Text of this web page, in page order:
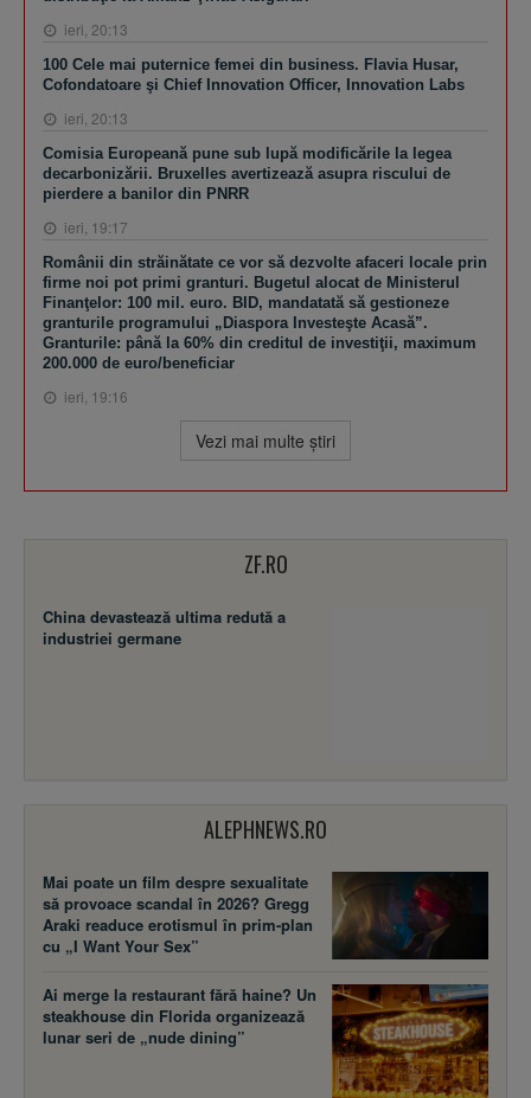
ieri, 20:13
100 Cele mai puternice femei din business. Flavia Husar,
Cofondatoare şi Chief Innovation Officer, Innovation Labs
ieri, 20:13
Comisia Europeană pune sub lupă modificările la legea
decarbonizării. Bruxelles avertizează asupra riscului de
pierdere a banilor din PNRR
ieri, 19:17
Românii din străinătate ce vor să dezvolte afaceri locale prin
firme noi pot primi granturi. Bugetul alocat de Ministerul
Finanţelor: 100 mil. euro. BID, mandatată să gestioneze
granturile programului „Diaspora Investeşte Acasă”.
Granturile: până la 60% din creditul de investiţii, maximum
200.000 de euro/beneficiar
ieri, 19:16
Vezi mai multe ştiri
ZF.RO
China devastează ultima redută a
industriei germane
ALEPHNEWS.RO
Mai poate un film despre sexualitate
să provoace scandal în 2026? Gregg
Araki readuce erotismul în prim-plan
cu „I Want Your Sex”
Ai merge la restaurant fără haine? Un
steakhouse din Florida organizează
lunar seri de „nude dining”